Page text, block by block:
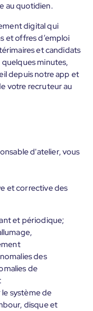
au quotidien.
digital qui
et offres d’emploi
et candidats
quelques minutes,
depuis notre app et
votre recruteur au
d'atelier, vous
et corrective des
et périodique;
des
de
système de
disque et